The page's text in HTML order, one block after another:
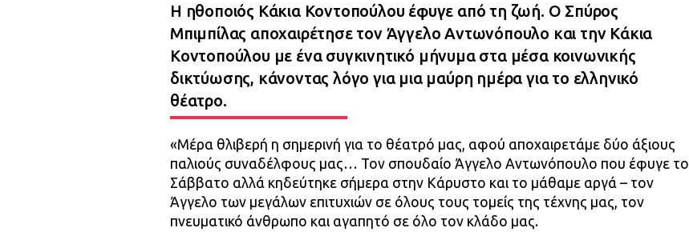
Η ηθοποιός Κάκια Κοντοπούλου έφυγε από τη ζωή. Ο Σπύρος
Μπιμπίλας αποχαιρέτησε τον Άγγελο Αντωνόπουλο και την Κάκια
Κοντοπούλου με ένα συγκινητικό μήνυμα στα μέσα κοινωνικής
δικτύωσης, κάνοντας λόγο για μια μαύρη ημέρα για το ελληνικό
θέατρο.
«Μέρα θλιβερή η σημερινή για το θέατρό μας, αφού αποχαιρετάμε δύο άξιους
παλιούς συναδέλφους μας… Τον σπουδαίο Άγγελο Αντωνόπουλο που έφυγε το
Σάββατο αλλά κηδεύτηκε σήμερα στην Κάρυστο και το μάθαμε αργά – τον
Άγγελο των μεγάλων επιτυχιών σε όλους τους τομείς της τέχνης μας, τον
πνευματικό άνθρωπο και αγαπητό σε όλο τον κλάδο μας.